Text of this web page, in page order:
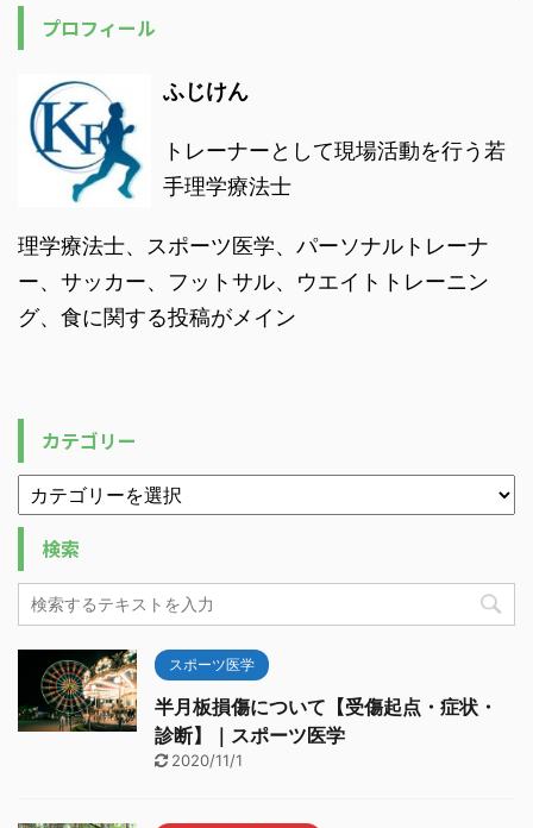
プロフィール
ふじけん
トレーナーとして現場活動を行う若
手理学療法士
理学療法士、スポーツ医学、パーソナルトレーナ
ー、サッカー、フットサル、ウエイトトレーニン
グ、食に関する投稿がメイン
カテゴリー
検索
スポーツ医学
半月板損傷について【受傷起点・症状・
診断】｜スポーツ医学
2020/11/1